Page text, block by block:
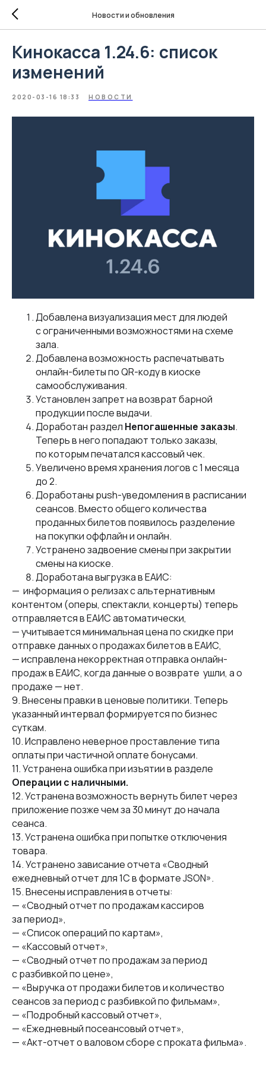
Новости и обновления
Кинокасса 1.24.6: список
изменений
2020-03-16 18:33 НОВОСТИ
Добавлена визуализация мест для людей
с ограниченными возможностями на схеме
зала.
Добавлена возможность распечатывать
онлайн-билеты по QR-коду в киоске
самообслуживания.
Установлен запрет на возврат барной
продукции после выдачи.
Доработан раздел Непогашенные заказы.
Теперь в него попадают только заказы,
по которым печатался кассовый чек.
Увеличено время хранения логов с 1 месяца
до 2.
Доработаны push-уведомления в расписании
сеансов. Вместо общего количества
проданных билетов появилось разделение
на покупки оффлайн и онлайн.
Устранено задвоение смены при закрытии
смены на киоске.
Доработана выгрузка в ЕАИС:
— информация о релизах с альтернативным
контентом (оперы, спектакли, концерты) теперь
отправляется в ЕАИС автоматически,
— учитывается минимальная цена по скидке при
отправке данных о продажах билетов в ЕАИС,
— исправлена некорректная отправка онлайн-
продаж в ЕАИС, когда данные о возврате ушли, а о
продаже — нет.
9. Внесены правки в ценовые политики. Теперь
указанный интервал формируется по бизнес
суткам.
10. Исправлено неверное проставление типа
оплаты при частичной оплате бонусами.
11. Устранена ошибка при изъятии в разделе
Операции с наличными.
12. Устранена возможность вернуть билет через
приложение позже чем за 30 минут до начала
сеанса.
13. Устранена ошибка при попытке отключения
товара.
14. Устранено зависание отчета «Сводный
ежедневный отчет для 1С в формате JSON».
15. Внесены исправления в отчеты:
— «Сводный отчет по продажам кассиров
за период»,
— «Список операций по картам»,
— «Кассовый отчет»,
— «Сводный отчет по продажам за период
с разбивкой по цене»,
— «Выручка от продажи билетов и количество
сеансов за период с разбивкой по фильмам»,
— «Подробный кассовый отчет»,
— «Ежедневный посеансовый отчет»,
— «Акт-отчет о валовом сборе с проката фильма».